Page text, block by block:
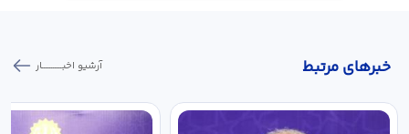
خبر‌های مرتبط آرشیو اخبـــــــــــار